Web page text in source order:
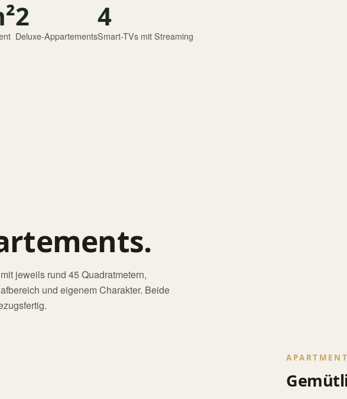
2
Deluxe-Appartements
4
Smart-TVs mit Streaming
jeweils rund 45 Quadratmetern,
und eigenem Charakter. Beide